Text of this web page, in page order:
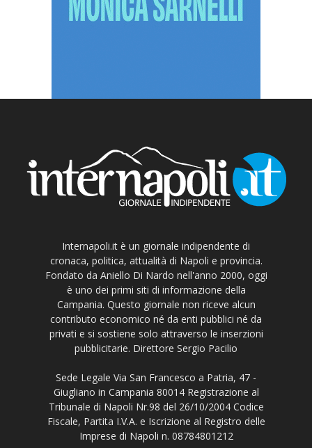
Internapoli.it è un giornale indipendente di
cronaca, politica, attualità di Napoli e provincia.
Fondato da Aniello Di Nardo nell'anno 2000, oggi
è uno dei primi siti di informazione della
Campania. Questo giornale non riceve alcun
contributo economico né da enti pubblici né da
privati e si sostiene solo attraverso le inserzioni
pubblicitarie. Direttore Sergio Pacilio
Sede Legale Via San Francesco a Patria, 47 -
Giugliano in Campania 80014 Registrazione al
Tribunale di Napoli Nr.98 del 26/10/2004 Codice
Fiscale, Partita I.V.A. e Iscrizione al Registro delle
Imprese di Napoli n. 08784801212